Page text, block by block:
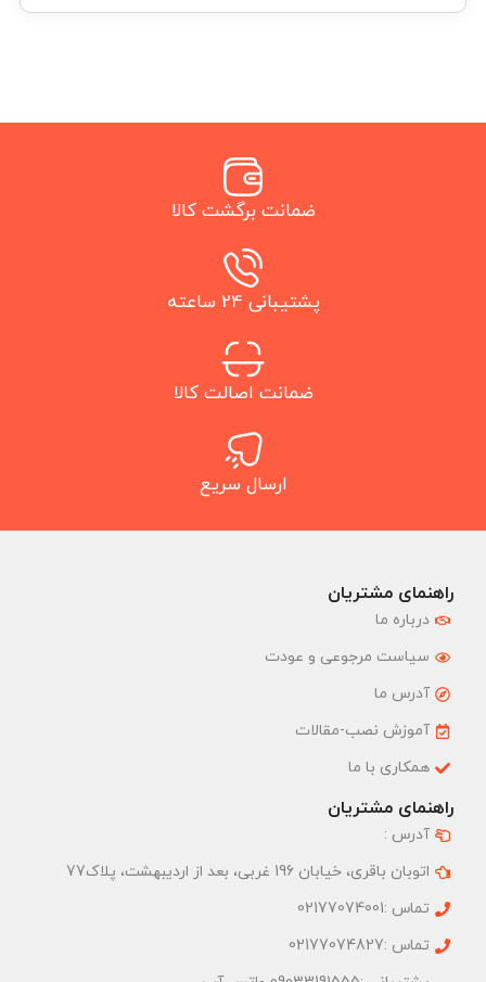
ضمانت برگشت کالا
پشتیبانی 24 ساعته
ضمانت اصالت کالا
ارسال سریع
راهنمای مشتریان
درباره ما
سیاست مرجوعی و عودت
آدرس ما
آموزش نصب-مقالات
همکاری با ما
راهنمای مشتریان
آدرس :
اتوبان باقری، خیابان 196 غربی، بعد از اردیبهشت، پلاک77
تماس :02177074001
تماس :02177074827